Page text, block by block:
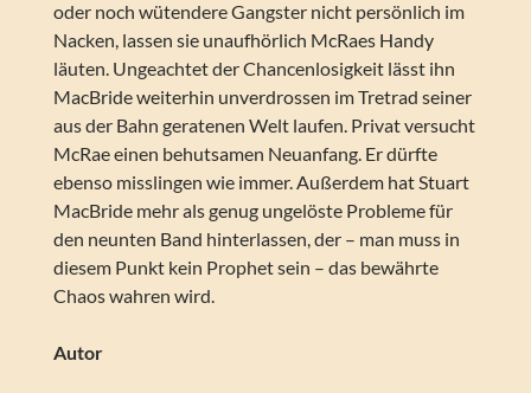
oder noch wütendere Gangster nicht persönlich im
Nacken, lassen sie unaufhörlich McRaes Handy
läuten. Ungeachtet der Chancenlosigkeit lässt ihn
MacBride weiterhin unverdrossen im Tretrad seiner
aus der Bahn geratenen Welt laufen. Privat versucht
McRae einen behutsamen Neuanfang. Er dürfte
ebenso misslingen wie immer. Außerdem hat Stuart
MacBride mehr als genug ungelöste Probleme für
den neunten Band hinterlassen, der – man muss in
diesem Punkt kein Prophet sein – das bewährte
Chaos wahren wird.
Autor